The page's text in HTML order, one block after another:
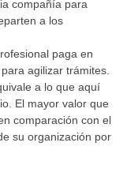
compañía para
a los
paga en
agilizar trámites.
a lo que aquí
El mayor valor que
comparación con el
su organización por